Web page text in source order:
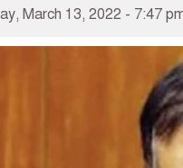
March 13, 2022 - 7:47